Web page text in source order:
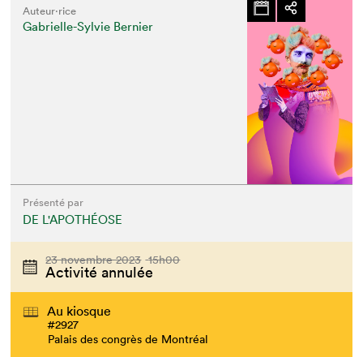
Auteur·rice
Gabrielle-Sylvie Bernier
Présenté par
DE L'APOTHÉOSE
23 novembre 2023 15h00
Activité annulée
Au kiosque
#2927
Palais des congrès de Montréal